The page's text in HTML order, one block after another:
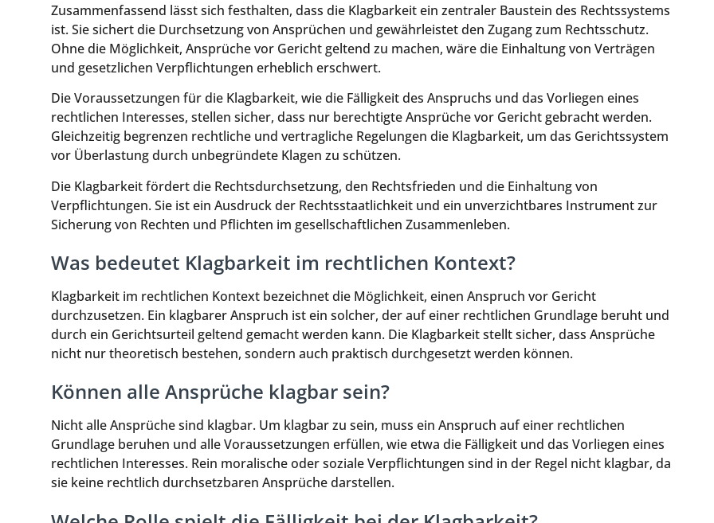
Zusammenfassend lässt sich festhalten, dass die Klagbarkeit ein zentraler Baustein des Rechtssystems
ist. Sie sichert die Durchsetzung von Ansprüchen und gewährleistet den Zugang zum Rechtsschutz.
Ohne die Möglichkeit, Ansprüche vor Gericht geltend zu machen, wäre die Einhaltung von Verträgen
und gesetzlichen Verpflichtungen erheblich erschwert.
Die Voraussetzungen für die Klagbarkeit, wie die Fälligkeit des Anspruchs und das Vorliegen eines
rechtlichen Interesses, stellen sicher, dass nur berechtigte Ansprüche vor Gericht gebracht werden.
Gleichzeitig begrenzen rechtliche und vertragliche Regelungen die Klagbarkeit, um das Gerichtssystem
vor Überlastung durch unbegründete Klagen zu schützen.
Die Klagbarkeit fördert die Rechtsdurchsetzung, den Rechtsfrieden und die Einhaltung von
Verpflichtungen. Sie ist ein Ausdruck der Rechtsstaatlichkeit und ein unverzichtbares Instrument zur
Sicherung von Rechten und Pflichten im gesellschaftlichen Zusammenleben.
Was bedeutet Klagbarkeit im rechtlichen Kontext?
Klagbarkeit im rechtlichen Kontext bezeichnet die Möglichkeit, einen Anspruch vor Gericht
durchzusetzen. Ein klagbarer Anspruch ist ein solcher, der auf einer rechtlichen Grundlage beruht und
durch ein Gerichtsurteil geltend gemacht werden kann. Die Klagbarkeit stellt sicher, dass Ansprüche
nicht nur theoretisch bestehen, sondern auch praktisch durchgesetzt werden können.
Können alle Ansprüche klagbar sein?
Nicht alle Ansprüche sind klagbar. Um klagbar zu sein, muss ein Anspruch auf einer rechtlichen
Grundlage beruhen und alle Voraussetzungen erfüllen, wie etwa die Fälligkeit und das Vorliegen eines
rechtlichen Interesses. Rein moralische oder soziale Verpflichtungen sind in der Regel nicht klagbar, da
sie keine rechtlich durchsetzbaren Ansprüche darstellen.